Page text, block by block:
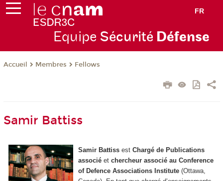
FR
Equipe Sécurité Défense
Accueil Membres Fellows
Samir Battiss
Samir Battissest Chargé de Publications
associéet chercheur associé au Conference
of Defence Associations Institute(Ottawa,